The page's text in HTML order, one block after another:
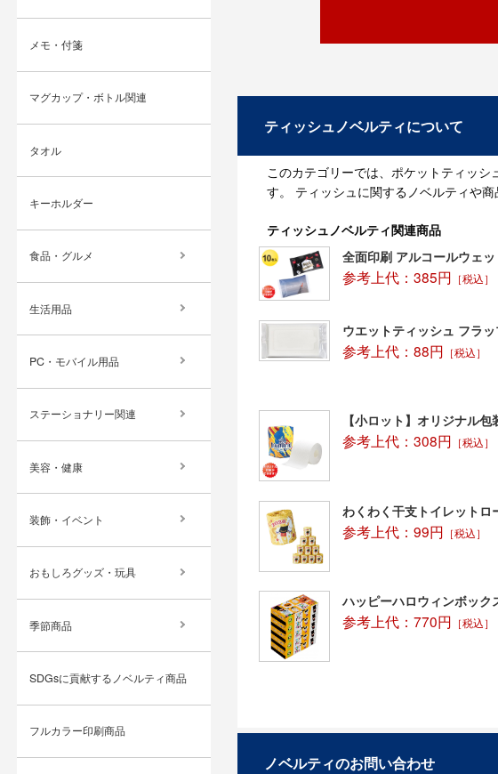
ティッシュノベルティについて
このカテゴリーでは、ポケットティッ
す。 ティッシュに関するノベルティや
ティッシュノベルティ関連商品
全面印刷 アルコールウェ
参考上代：385円 ［税込］
ウエットティッシュ フラ
参考上代：88円 ［税込］
【小ロット】オリジナル
参考上代：308円 ［税込］
わくわく干支トイレットロ
参考上代：99円 ［税込］
ハッピーハロウィンボック
参考上代：770円 ［税込］
ノベルティのお問い合わせ
メモ・付箋
マグカップ・ボトル関連
タオル
キーホルダー
食品・グルメ
生活用品
PC・モバイル用品
ステーショナリー関連
美容・健康
装飾・イベント
おもしろグッズ・玩具
季節商品
SDGsに貢献するノベルティ商品
フルカラー印刷商品